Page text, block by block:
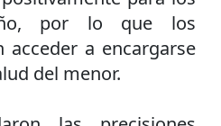
por lo que los
acceder a encargarse
del menor.